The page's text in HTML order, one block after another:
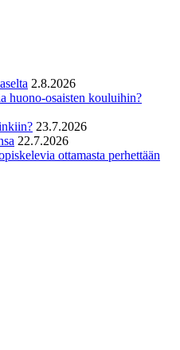
2.8.2026
huono-osaisten kouluihin?
23.7.2026
22.7.2026
ottamasta perhettään